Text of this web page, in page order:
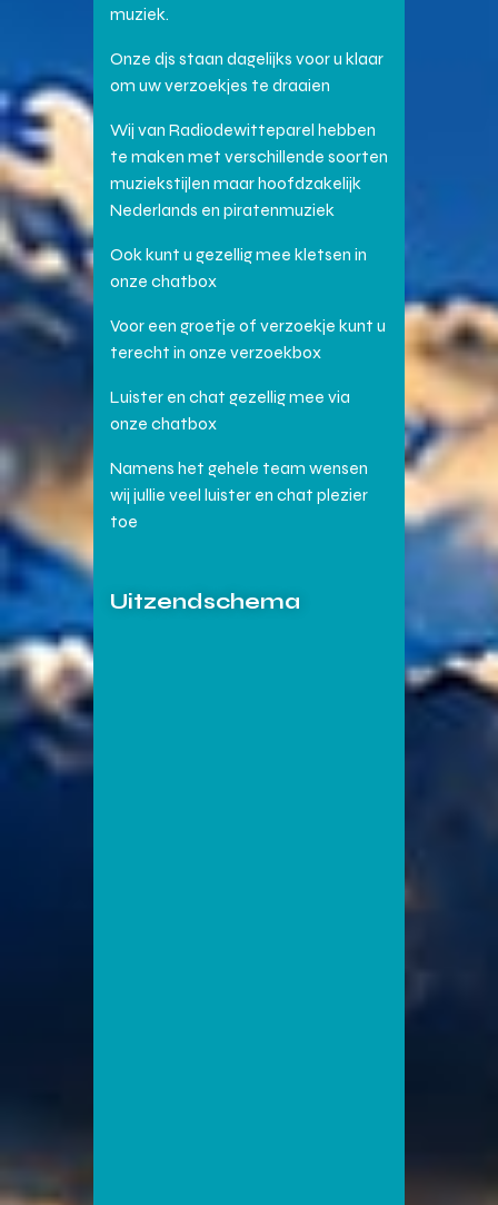
muziek.
Onze djs staan dagelijks voor u klaar
om uw verzoekjes te draaien
Wij van Radiodewitteparel hebben
te maken met verschillende soorten
muziekstijlen maar hoofdzakelijk
Nederlands en piratenmuziek
Ook kunt u gezellig mee kletsen in
onze chatbox
Voor een groetje of verzoekje kunt u
terecht in onze verzoekbox
Luister en chat gezellig mee via
onze chatbox
Namens het gehele team wensen
wij jullie veel luister en chat plezier
toe
Uitzendschema